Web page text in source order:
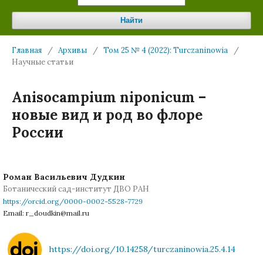
Найти
Главная / Архивы / Том 25 № 4 (2022): Turczaninowia
/
Научные статьи
Anisocampium niponicum –
новые вид и род во флоре
России
Роман Васильевич Дудкин
Ботанический сад-институт ДВО РАН
https://orcid.org/0000-0002-5528-7729
Email: r_doudkin@mail.ru
https://doi.org/10.14258/turczaninowia.25.4.14